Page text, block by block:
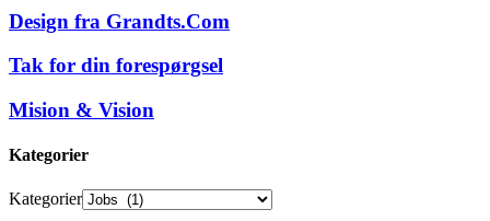
Design fra Grandts.Com
Tak for din forespørgsel
Mision & Vision
Kategorier
Kategorier